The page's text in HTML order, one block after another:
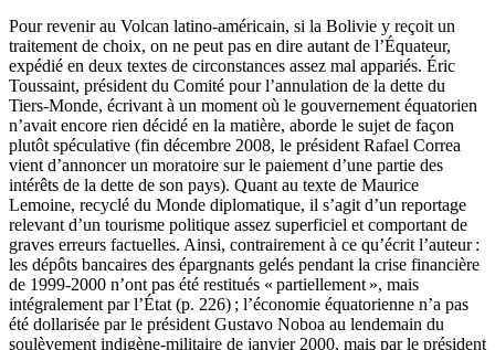
Pour revenir au Volcan latino-américain, si la Bolivie y reçoit un
traitement de choix, on ne peut pas en dire autant de l’Équateur,
expédié en deux textes de circonstances assez mal appariés. Éric
Toussaint, président du Comité pour l’annulation de la dette du
Tiers-Monde, écrivant à un moment où le gouvernement équatorien
n’avait encore rien décidé en la matière, aborde le sujet de façon
plutôt spéculative (fin décembre 2008, le président Rafael Correa
vient d’annoncer un moratoire sur le paiement d’une partie des
intérêts de la dette de son pays). Quant au texte de Maurice
Lemoine, recyclé du Monde diplomatique, il s’agit d’un reportage
relevant d’un tourisme politique assez superficiel et comportant de
graves erreurs factuelles. Ainsi, contrairement à ce qu’écrit l’auteur :
les dépôts bancaires des épargnants gelés pendant la crise financière
de 1999-2000 n’ont pas été restitués « partiellement », mais
intégralement par l’État (p. 226) ; l’économie équatorienne n’a pas
été dollarisée par le président Gustavo Noboa au lendemain du
soulèvement indigène-militaire de janvier 2000, mais par le président